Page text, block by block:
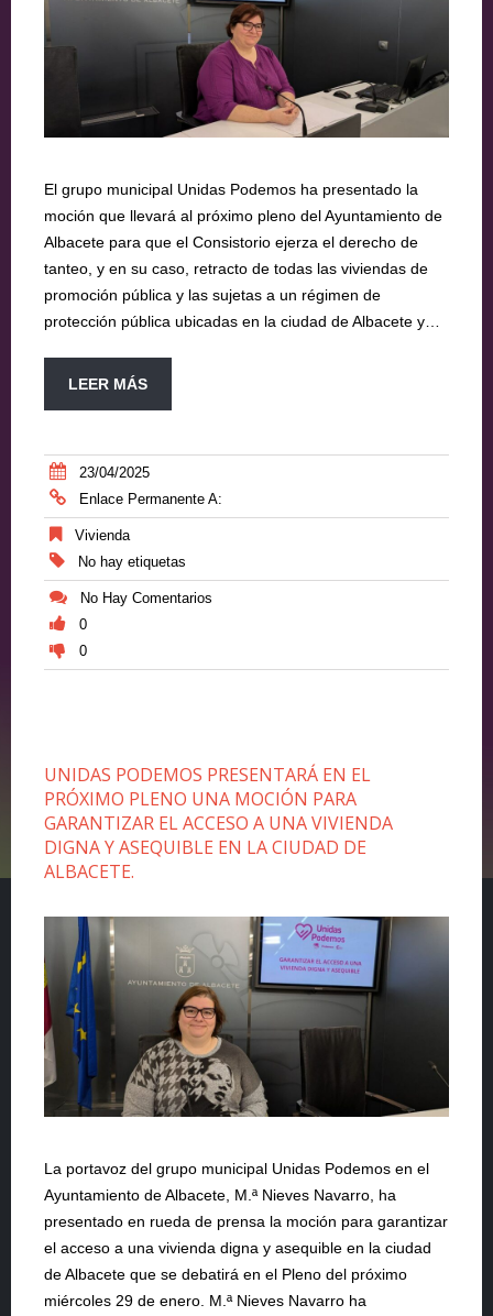
El grupo municipal Unidas Podemos ha presentado la
moción que llevará al próximo pleno del Ayuntamiento de
Albacete para que el Consistorio ejerza el derecho de
tanteo, y en su caso, retracto de todas las viviendas de
promoción pública y las sujetas a un régimen de
protección pública ubicadas en la ciudad de Albacete y…
LEER MÁS
23/04/2025
Enlace Permanente A:
Vivienda
No hay etiquetas
No Hay Comentarios
0
0
UNIDAS PODEMOS PRESENTARÁ EN EL
PRÓXIMO PLENO UNA MOCIÓN PARA
GARANTIZAR EL ACCESO A UNA VIVIENDA
DIGNA Y ASEQUIBLE EN LA CIUDAD DE
ALBACETE.
La portavoz del grupo municipal Unidas Podemos en el
Ayuntamiento de Albacete, M.ª Nieves Navarro, ha
presentado en rueda de prensa la moción para garantizar
el acceso a una vivienda digna y asequible en la ciudad
de Albacete que se debatirá en el Pleno del próximo
miércoles 29 de enero. M.ª Nieves Navarro ha